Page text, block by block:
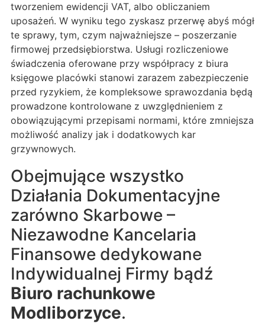
tworzeniem ewidencji VAT, albo obliczaniem
uposażeń. W wyniku tego zyskasz przerwę abyś mógł
te sprawy, tym, czym najważniejsze – poszerzanie
firmowej przedsiębiorstwa. Usługi rozliczeniowe
świadczenia oferowane przy współpracy z biura
księgowe placówki stanowi zarazem zabezpieczenie
przed ryzykiem, że kompleksowe sprawozdania będą
prowadzone kontrolowane z uwzględnieniem z
obowiązującymi przepisami normami, które zmniejsza
możliwość analizy jak i dodatkowych kar
grzywnowych.
Obejmujące wszystko
Działania Dokumentacyjne
zarówno Skarbowe –
Niezawodne Kancelaria
Finansowe dedykowane
Indywidualnej Firmy bądź
Biuro rachunkowe
Modliborzyce.